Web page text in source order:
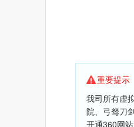
重要提示
我司所有虚
院、弓驽刀
开通360网